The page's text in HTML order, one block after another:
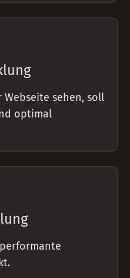
Webseite sehen, soll
optimal